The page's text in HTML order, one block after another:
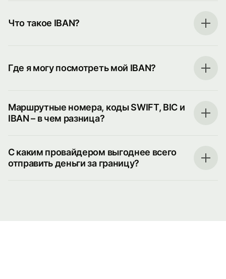
Что такое IBAN?
Где я могу посмотреть мой IBAN?
Маршрутные номера, коды SWIFT, BIC и
IBAN – в чем разница?
С каким провайдером выгоднее всего
отправить деньги за границу?